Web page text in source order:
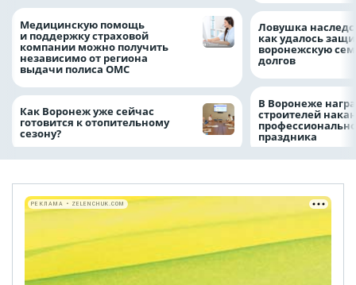
Медицинскую помощь
и поддержку страховой
компании можно получить
независимо от региона
выдачи полиса ОМС
Как Воронеж уже сейчас
готовится к отопительному
сезону?
Ловушка
как удалось
воронежскую
долгов
В Воронеже
строителей
праздника
РЕКЛАМА • ZELENCHUK.COM